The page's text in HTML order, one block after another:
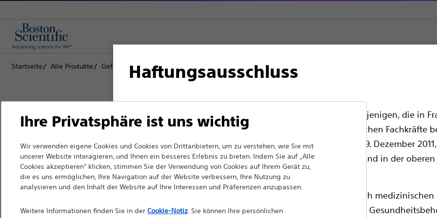
Haftungsausschluss
Für medizinische Fachkräfte in EUROPA, mit Ausnahme derjenigen, die in
da die folgenden Seiten für alle internationalen medizinischen Fachkräfte
nicht dem französischen Werbegesetz Nr. 2011-2012 vom 29. Dezember
entsprechen. Andere medizinische Fachkräfte sollten ihr Land in der
Website auswählen.
Bitte beachten Sie, dass die folgenden Seiten ausschließlich medizinischen
Ländern mit entsprechenden Produktzulassungen von den
Startseite Alle Produkte Gefäßinterventionen Ballondilatationskatheter Kompatibel mit 0,014'' (0,36 mm) Führungsdraht
Boston Scientific hat es sich zum Ziel gesetzt, mit innovativen medizinischen Lösungen
zur Verbesserung der Gesundheit von Patienten auf der ganzen Welt Leben zu
verändern.
Ihre Privatsphäre ist uns wichtig
Wir verwenden eigene Cookies und Cookies von Drittanbietern, um zu verstehen, wie Sie mit
unserer Website interagieren, und Ihnen ein besseres Erlebnis zu bieten. Indem Sie auf „Alle
Cookies akzeptieren“ klicken, stimmen Sie der Verwendung von Cookies auf Ihrem Gerät zu,
die es uns ermöglichen, Ihre Navigation auf der Website verbessern, Ihre Nutzung zu
analysieren und den Inhalt der Website auf Ihre Interessen und Präferenzen anzupassen.
Weitere Informationen finden Sie in der Cookie-Notiz. Sie können Ihre persönlichen